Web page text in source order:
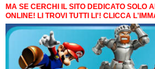
MA SE CERCHI IL SITO DEDICATO SOLO
ONLINE! LI TROVI TUTTI LI'! CLICCA